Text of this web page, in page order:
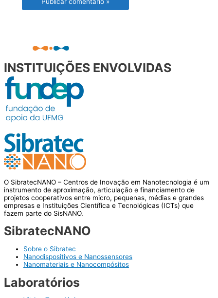
INSTITUIÇÕES ENVOLVIDAS
O SibratecNANO – Centros de Inovação em Nanotecnologia é um
instrumento de aproximação, articulação e financiamento de
projetos cooperativos entre micro, pequenas, médias e grandes
empresas e Instituições Científica e Tecnológicas (ICTs) que
fazem parte do SisNANO.
SibratecNANO
Sobre o Sibratec
Nanodispositivos e Nanossensores
Nanomateriais e Nanocompósitos
Laboratórios